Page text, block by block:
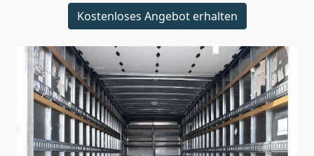
Kostenloses Angebot erhalten